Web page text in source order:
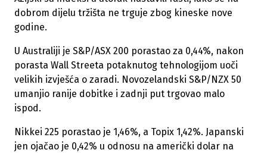
dobrom dijelu tržišta ne trguje zbog kineske nove
godine.
U Australiji je S&P/ASX 200 porastao za 0,44%, nakon
porasta Wall Streeta potaknutog tehnologijom uoči
velikih izvješća o zaradi. Novozelandski S&P/NZX 50
umanjio ranije dobitke i zadnji put trgovao malo
ispod.
Nikkei 225 porastao je 1,46%, a Topix 1,42%. Japanski
jen ojačao je 0,42% u odnosu na američki dolar na